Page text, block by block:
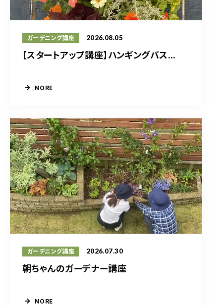
ガーデニング講座 2026.08.05
【スタートアップ講座】ハンギングバス...
MORE
ガーデニング講座 2026.07.30
朝ちゃんのガーデナー講座
MORE